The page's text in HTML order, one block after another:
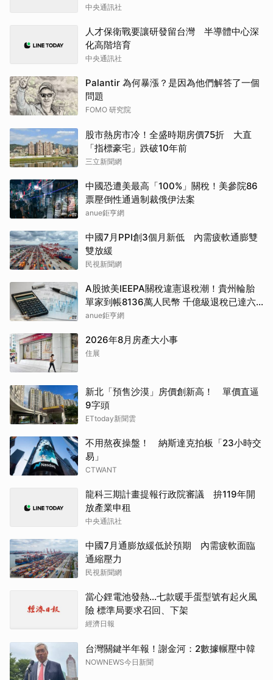
中央通訊社
人才保衛戰要讓研發留台灣 半導體中心深
化高階培育
中央通訊社
Palantir 為何暴漲？是因為他們解答了一個
問題
FOMO 研究院
股市熱房市冷！全盛時期房價75折 大直
「指標豪宅」跌破10年前
三立新聞網
中國恐遭美最高「100%」關稅！美參院86
票壓倒性通過制裁俄伊法案
anue鉅亨網
中國7月PPI創3個月新低 內需疲軟通膨雙
雙放緩
民視新聞網
A股掀美IEEPA關稅違憲退稅潮！貴州輪胎
單家到帳8136萬人民幣 千億級退稅已達六
成
anue鉅亨網
2026年8月房產大小事
住展
新北「預售沙漠」房價創新高！ 單價直逼
9字頭
ETtoday新聞雲
不用熬夜操盤！ 納斯達克拍板「23小時交
易」
CTWANT
龍科三期計畫提報行政院審議 拚119年開
放產業申租
中央通訊社
中國7月通膨放緩低於預期 內需疲軟面臨
通縮壓力
民視新聞網
當心鋰電池發熱…七款暖手蛋型號有起火風
險 標準局要求召回、下架
經濟日報
台灣關鍵半年報！謝金河：2數據輾壓中韓
NOWNEWS今日新聞